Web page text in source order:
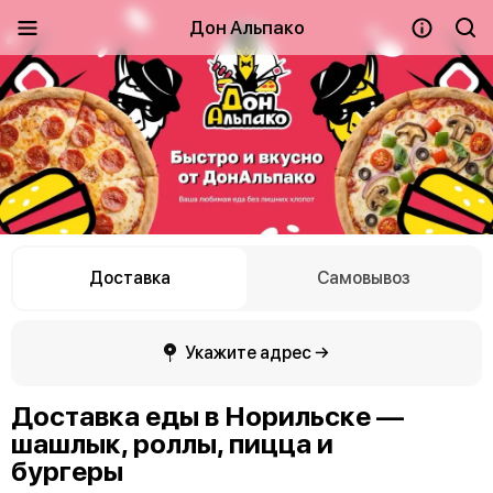
Дон Альпако
Доставка Самовывоз
Укажите адрес →
Доставка еды в Норильске —
шашлык, роллы, пицца и
бургеры